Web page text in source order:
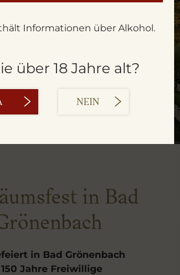
Informationen über Alkohol.
über 18 Jahre alt?
NEIN
DER BRAUEREI
in Bad
in Bad Grönenbach
Jahre Freiwillige